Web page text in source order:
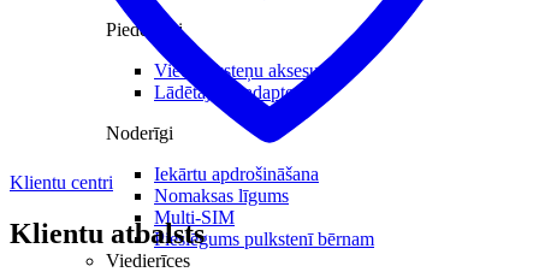
Piederumi
Viedpulksteņu aksesuāri
Lādētāji un adapteri
Noderīgi
Iekārtu apdrošināšana
Nomaksas līgums
Multi-SIM
Pieslēgums pulkstenī bērnam
Viedierīces
Klientu centri
Klientu atbalsts